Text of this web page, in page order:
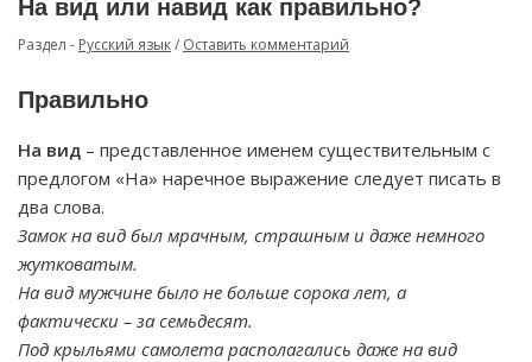
На вид или навид как правильно?
Раздел - Русский язык/ Оставить комментарий
Правильно
На вид – представленное именем существительным с
предлогом «На» наречное выражение следует писать в
два слова.
Замок на вид был мрачным, страшным и даже немного
жутковатым.
На вид мужчине было не больше сорока лет, а
фактически – за семьдесят.
Под крыльями самолета располагались даже на вид